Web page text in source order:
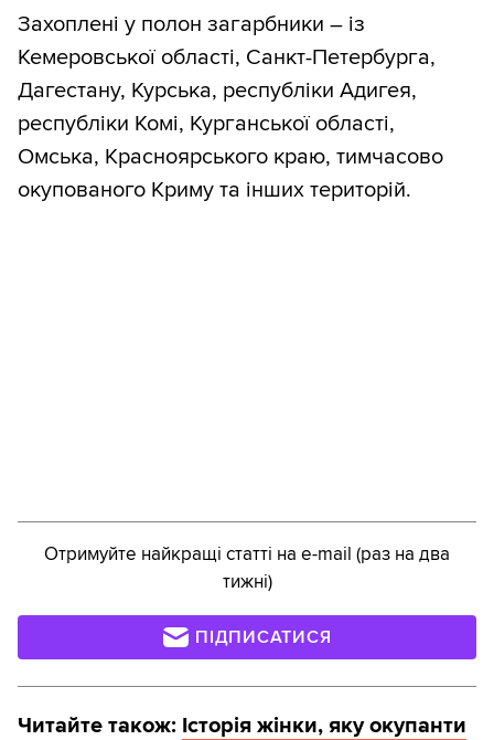
Захоплені у полон загарбники – із
Кемеровської області, Санкт-Петербурга,
Дагестану, Курська, республіки Адигея,
республіки Комі, Курганської області,
Омська, Красноярського краю, тимчасово
окупованого Криму та інших територій.
Отримуйте найкращі статті на e-mail (раз на два
тижні)
ПІДПИСАТИСЯ
Читайте також: Історія жінки, яку окупанти